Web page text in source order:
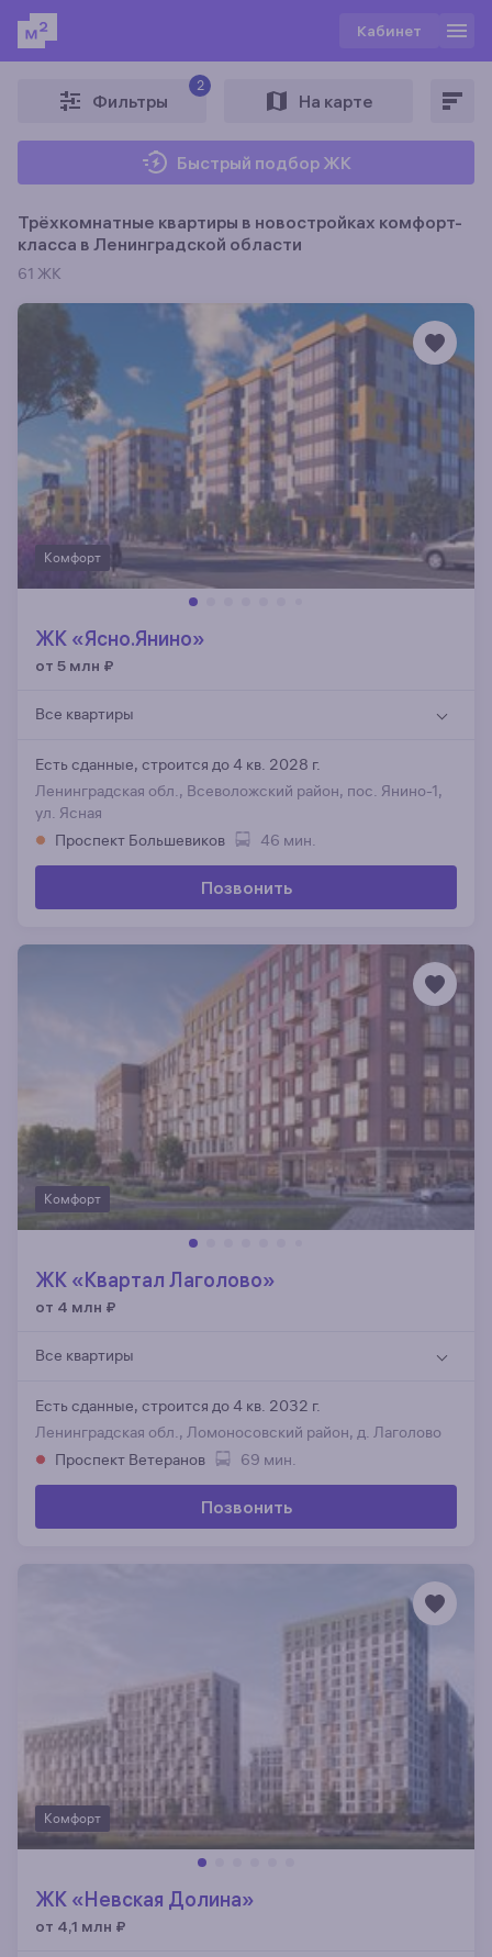
Кабинет
Фильтры
2
На карте
Быстрый подбор ЖК
Трёхкомнатные квартиры в новостройках комфорт-
класса в Ленинградской области
61 ЖК
Комфорт
ЖК «Ясно.Янино»
от 5 млн ₽
Все квартиры
Есть сданные, строится до 4 кв. 2028 г.
Ленинградская обл., Всеволожский район, пос. Янино-1,
ул. Ясная
Проспект Большевиков
46 мин.
Позвонить
Комфорт
ЖК «Квартал Лаголово»
от 4 млн ₽
Все квартиры
Есть сданные, строится до 4 кв. 2032 г.
Ленинградская обл., Ломоносовский район, д. Лаголово
Проспект Ветеранов
69 мин.
Позвонить
Комфорт
ЖК «Невская Долина»
от 4,1 млн ₽